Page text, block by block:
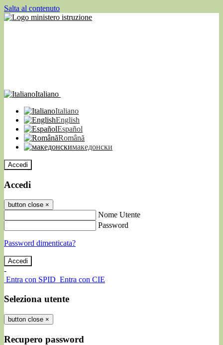
Salta al contenuto
Italiano
Italiano
English
Español
Română
македонски
Accedi
Accedi
button close ×
Nome Utente
Password
Password dimenticata?
-
Entra con SPID Entra con CIE
Seleziona utente
button close ×
Recupero password